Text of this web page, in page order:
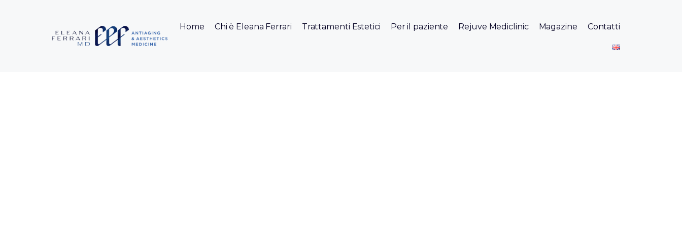
Home Chi è Eleana Ferrari Trattamenti Estetici Per il paziente Rejuve Mediclinic Magazine Contatti